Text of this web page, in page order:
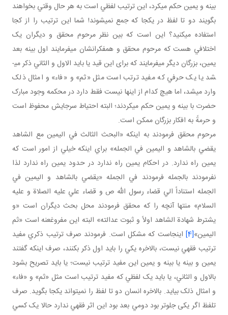
بينه و يمين حکم مي کرد، اين ترتيب لفظي است به هر حال وقتي بخواهند
بگويند دو تا لفظ در يکجا که جمع نمي شوند! شما اين ترتيب را از کجا
استفاده مي کنيد؟ اين است که بين نظر مرحوم محقق و ديگران يک
اختلافي هست که مرحوم محقق و همفکرانشان مي فرمايند اول بينه بعد
يمين، بزرگان ديگر مي فرمايند که برای اين قيد يا بايد الاول و الثاني ذکر می­
شد يا يک حرفي که مفيد ترتب است مثل «ثم» و «فاء» و امثال ذلک
وارد می­شد، اما هيچ کدام از اينها نيست فقط دارد در محکمه وجود مبارک
حضرت با بينه و يمين حکم مي کردند؛ البته احتياط سرجايش محفوظ است
و حرمةً به افکار بزرگان ممکن است.
مرحوم محقق فرمودند به اينکه «البحث الثالث في اليمين مع الشاهد
يقضي بالشاهد و اليمين في الجمله» براي اينکه خيلي از امور است که
يمين راه ندارد. در احکام يمين راه ندارد در حدود يمين راه ندارد لذا
نفرمودند بالجمله فرمودند في الجمله «يقضي بالشاهد و اليمين في
الجمله استناداً الي قضاء رسول الله ص و قضاء علي عليه الصلاة و عليه
السلام» منتها آنچه را که محقق فرمودند محل بحث ديگران است «و
يشترط شهادة الشاهد اولاً و ثبوت عدالته» البته اين مفروغ عنه است «ثم
اليمين»[4]
اينجاست که مشکل است. فرمودند صرف ترتيب ذکري مفيد
ترتيب فقهي نيست، بالاخره يکي را بايد اول ذکر بکنند، صرف اينکه گفتند
يمين و بينه يا بينه و يمين اين مفيد ترتيب نيست؛ يا بايد تصريح بشود
بالاول و الثاني، يا بايد يک لفظي که مفيد ترتيب است مثل «ثم» و «فاء»
و امثال ذلک بيايد. بالاخره انسان دو تا لفظ را نمي تواند يکجا بگويد. صرف
تلفظ اگر يکی جلوتر بود دومي بعد بود اين اثر فقهي ندارد حالا يک کسي